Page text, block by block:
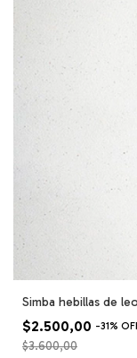
Simba hebillas de
$2.500,00 -31%
$3.600,00